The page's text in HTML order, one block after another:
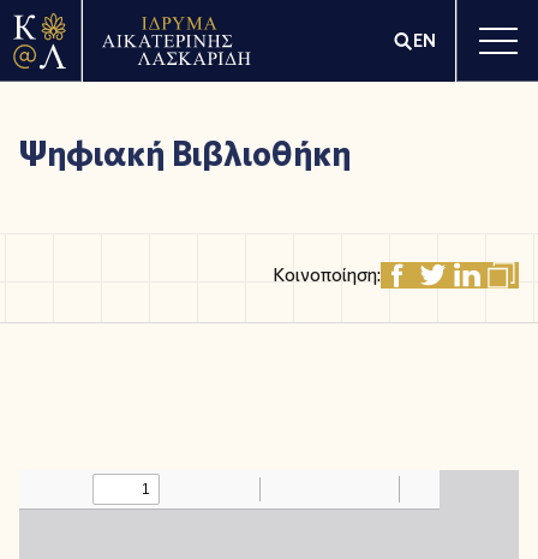
EN
Ψηφιακή Βιβλιοθήκη
Κοινοποίηση: